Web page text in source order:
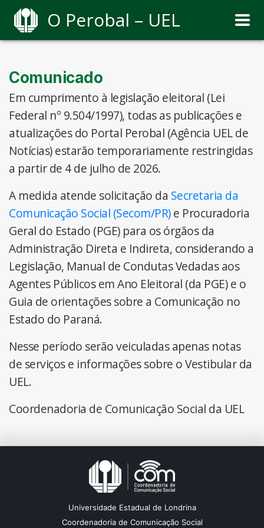
O Perobal – UEL
Comunicado
Em cumprimento à legislação eleitoral (Lei
Federal nº 9.504/1997), todas as publicações e
atualizações do Portal Perobal (Agência UEL de
Notícias) estarão temporariamente restringidas
a partir de 4 de julho de 2026.
A medida atende solicitação da Secretaria da
Comunicação Social (Secom/PR)e Procuradoria
Geral do Estado (PGE) para os órgãos da
Administração Direta e Indireta, considerando a
Legislação, Manual de Condutas Vedadas aos
Agentes Públicos em Ano Eleitoral (da PGE) e o
Guia de orientações sobre a Comunicação no
Estado do Paraná.
Nesse período serão veiculadas apenas notas
de serviços e informações sobre o Vestibular da
UEL.
Coordenadoria de Comunicação Social da UEL
Universidade Estadual de Londrina
Coordenadoria de Comunicação Social